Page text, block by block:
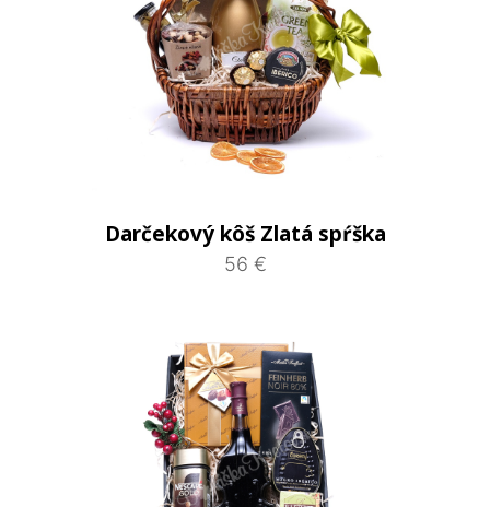
Darčekový kôš Zlatá spŕška
56 €